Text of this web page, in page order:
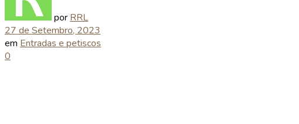
por RRL
27 de Setembro, 2023
em Entradas e petiscos
0